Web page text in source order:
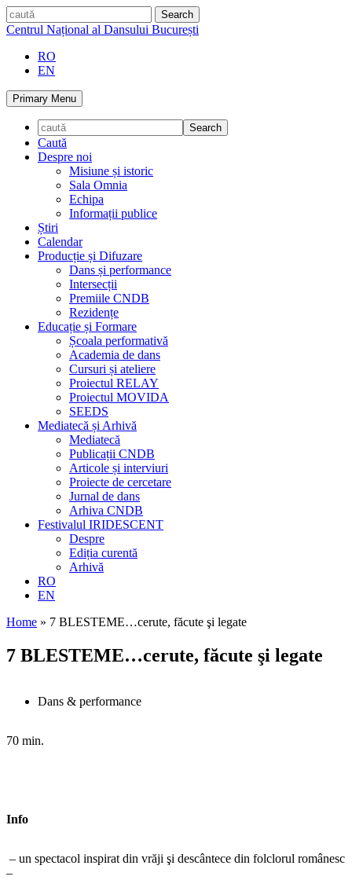
Skip
to
caută
Centrul Național al Dansului București
RO
EN
Primary Menu
Caută
Despre noi
Misiune și istoric
Sala Omnia
Echipa
Informații publice
Știri
Calendar
Producție și Difuzare
Dans și performance
Intersecții
Premiile CNDB
Rezidențe
Educație și Formare
Școala performativă
Academia de dans
Cursuri și ateliere
Proiectul RELAY
Proiectul MOVIDA
SEEDS
Mediatecă și Arhivă
Mediatecă
Publicații CNDB
Articole și interviuri
Proiecte de cercetare
Jurnal de dans
Arhiva CNDB
Festivalul IRIDESCENT
Despre
Ediția curentă
Arhivă
RO
EN
Home » 7 BLESTEME…cerute, făcute şi legate
7 BLESTEME…cerute, făcute şi legate
Dans & performance
70 min.
Info
– un spectacol inspirat din vrăji şi descântece din folclorul românesc
–